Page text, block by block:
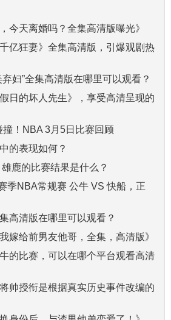
今天离婚吗？全集高清版曝光》
亿狂妻》全集高清版，引爆观剧热
妇”全集高清版在哪里可以观看？
日的坏人先生》，享受高清呈现的
！NBA 3月5日比赛回顾
的表现如何？
鹿的比赛结果是什么？
季NBA常规赛 公牛 VS 快船，正
高清版在哪里可以观看？
嫁给前男友他哥，全集，高清版》
的比赛，可以在哪个平台观看高清
帅授衔是根据真实历史事件改编的